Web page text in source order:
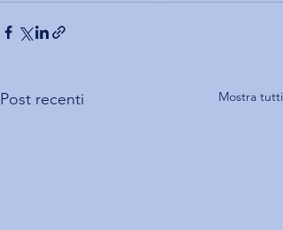
Post recenti Mostra tutti